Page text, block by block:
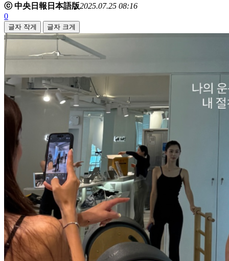
ⓒ 中央日報日本語版2025.07.25 08:16
0
글자 작게 글자 크게